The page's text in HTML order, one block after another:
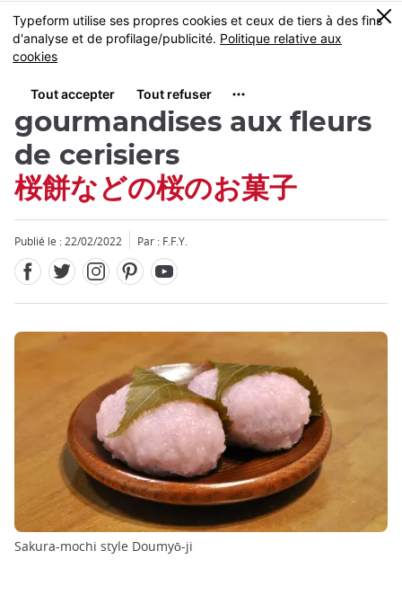
Skip
to
main
MENU
0
Sakura mochi et autres
gourmandises aux fleurs
de cerisiers
桜餅などの桜のお菓子
Publié le : 22/02/2022 Par : F.F.Y.
Sakura-mochi style Doumyō-ji
Fermer